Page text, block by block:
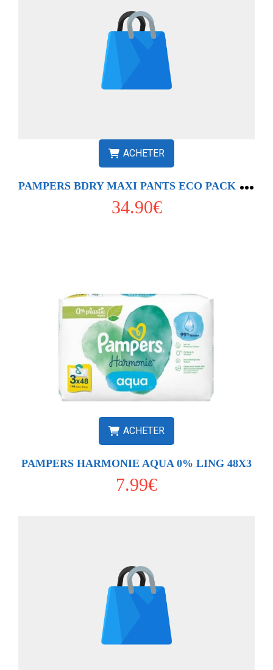
ACHETER
P
AMPERS BDRY MAXI PANTS ECO PACK T8 X58
34.90€
ACHETER
PAMPERS HARMONIE AQUA 0% LING 48X3
7.99€